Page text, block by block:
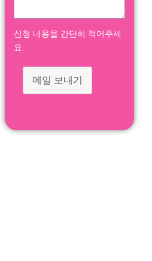
신청 내용을 간단히 적어주세
요.
메일 보내기